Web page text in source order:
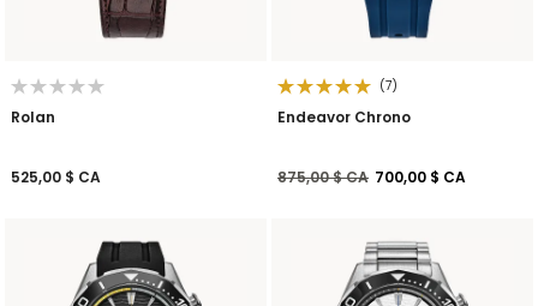
Rolan
525,00 $ CA
(7)
Endeavor Chrono
Prix réduit de
875,00 $ CAà700,00 $ CA